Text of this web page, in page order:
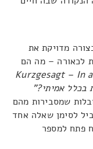
מדויקת את
לכאורה – מה הם
Kurzgesagt – In
בכלל אמיתי?"
שמסבירות מהם
לסימן שאלה אחד
פתח למספר